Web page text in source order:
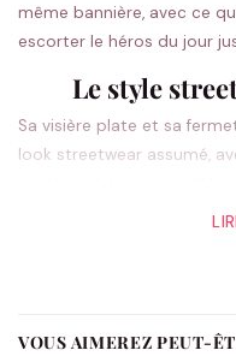
même bannière, avec ce
escorter le héros du jour
Le style
Sa visière plate et sa
look streetwear assumé,
Ajoutez le prénom de
VOUS AIMEREZ PEUT-